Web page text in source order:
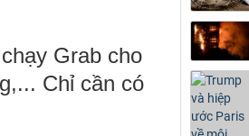
Grab cho
Chỉ cần có